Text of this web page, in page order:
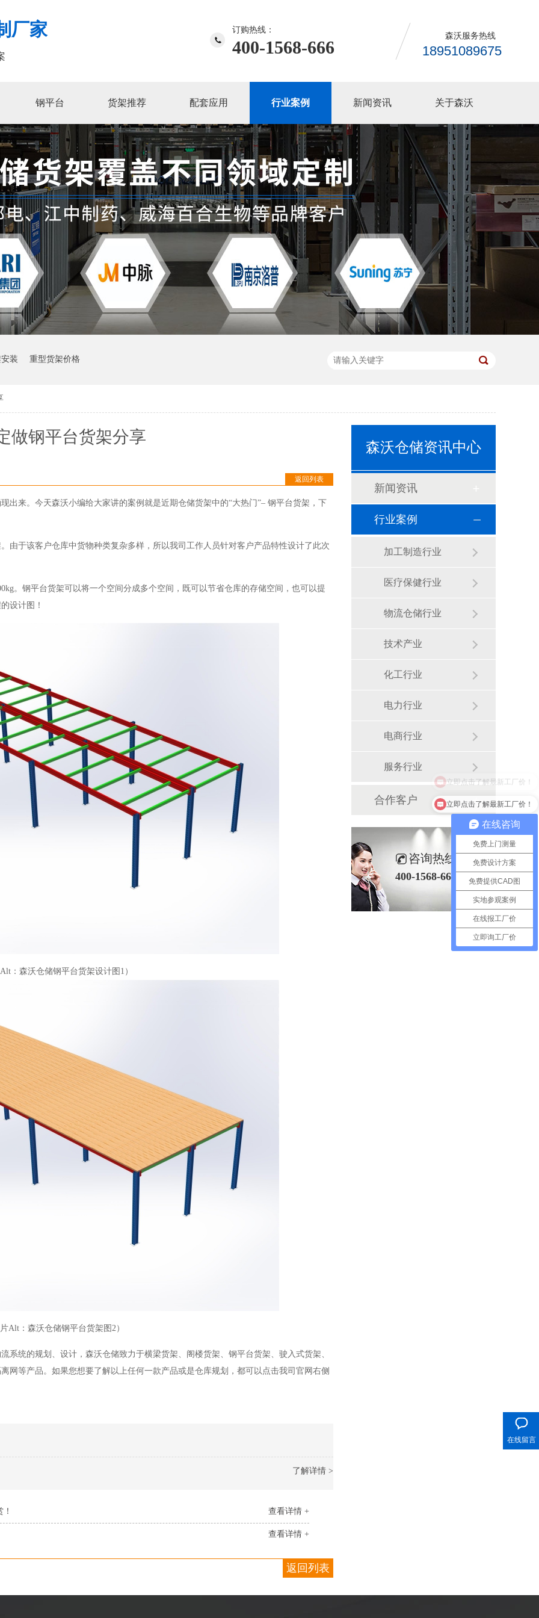
厂家 订购热线：
400-1568-666
森沃服务热线
18951089675
钢平台 货架推荐 配套应用 行业案例 新闻资讯 关于森沃
装 重型货架价格
做钢平台货架分享
返回列表
出来。今天森沃小编给大家讲的案例就是近期仓储货架中的“大热门”– 钢平台货架，下
由于该客户仓库中货物种类复杂多样，所以我司工作人员针对客户产品特性设计了此次
。 钢平台货架可以将一个空间分成多个空间，既可以节省仓库的存储空间，也可以提
设计图！
：森沃仓储钢平台货架设计图1）
Alt：森沃仓储钢平台货架图2）
系统的规划、设计，森沃仓储致力于横梁货架、阁楼货架、钢平台货架、驶入式货架、
网等产品。如果您想要了解以上任何一款产品或是仓库规划，都可以点击我司官网右侧
了解详情 >
查看详情 +
查看详情 +
返回列表
森沃仓储资讯中心
新闻资讯
行业案例
加工制造行业
医疗保健行业
物流仓储行业
技术产业
化工行业
电力行业
电商行业
服务行业
合作客户
咨询热线
400-1568-666
在线留言
在线咨询
免费上门测量
免费设计方案
免费提供CAD图
实地参观案例
在线报工厂价
立即询工厂价
立即点击了解最新工厂价！